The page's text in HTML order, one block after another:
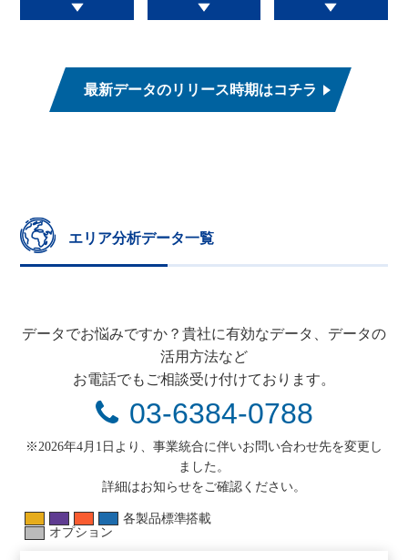
最新データのリリース時期はコチラ
エリア分析データ一覧
データでお悩みですか？貴社に有効なデータ、データの
活用方法など
お電話でもご相談受け付けております。
03-6384-0788
※2026年4月1日より、事業統合に伴いお問い合わせ先を変更し
ました。
詳細はお知らせをご確認ください。
各製品標準搭載
オプション